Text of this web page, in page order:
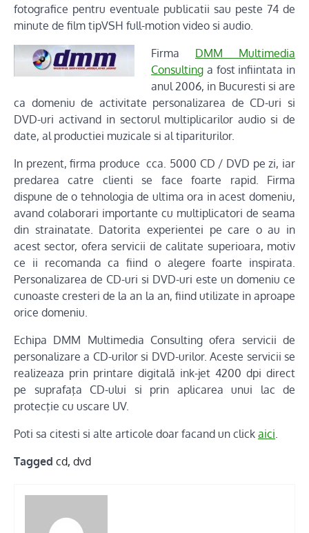
fotografice pentru eventuale publicatii sau peste 74 de
minute de film tipVSH full-motion video si audio.
Firma DMM Multimedia
Consulting a fost infiintata in
anul 2006, in Bucuresti si are
ca domeniu de activitate personalizarea de CD-uri si
DVD-uri activand in sectorul multiplicarilor audio si de
date, al productiei muzicale si al tipariturilor.
In prezent, firma produce cca. 5000 CD / DVD pe zi, iar
predarea catre clienti se face foarte rapid. Firma
dispune de o tehnologia de ultima ora in acest domeniu,
avand colaborari importante cu multiplicatori de seama
din strainatate. Datorita experientei pe care o au in
acest sector, ofera servicii de calitate superioara, motiv
ce ii recomanda ca fiind o alegere foarte inspirata.
Personalizarea de CD-uri si DVD-uri este un domeniu ce
cunoaste cresteri de la an la an, fiind utilizate in aproape
orice domeniu.
Echipa DMM Multimedia Consulting ofera servicii de
personalizare a CD-urilor si DVD-urilor. Aceste servicii se
realizeaza prin printare digitală ink-jet 4200 dpi direct
pe suprafaţa CD-ului si prin aplicarea unui lac de
protecţie cu uscare UV.
Poti sa citesti si alte articole doar facand un click aici
Tagged cd, dvd